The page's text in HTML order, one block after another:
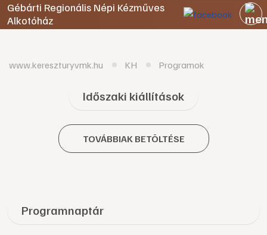
Gébárti Regionális Népi Kézműves
Alkotóház
www.kereszturyvmk.hu KH Programok
Időszaki kiállítások
TOVÁBBIAK BETÖLTÉSE
Programnaptár